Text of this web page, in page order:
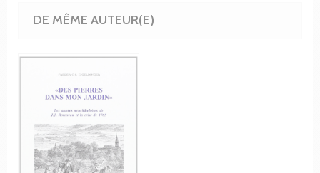
DE MÊME AUTEUR(E)